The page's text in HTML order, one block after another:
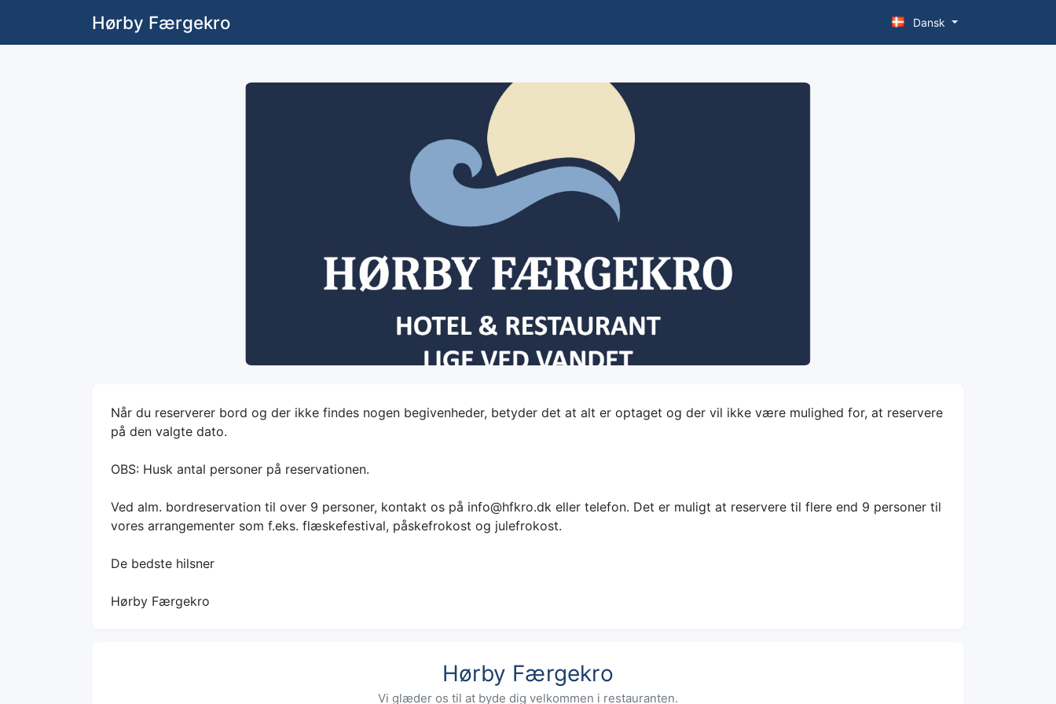
Hørby Færgekro Dansk
Når du reserverer bord og der ikke findes nogen begivenheder, betyder det at alt er optaget og der vil ikke være mulighed for, at reservere
på den valgte dato.
OBS: Husk antal personer på reservationen.
Ved alm. bordreservation til over 9 personer, kontakt os på info@hfkro.dk eller telefon. Det er muligt at reservere til flere end 9 personer til
vores arrangementer som f.eks. flæskefestival, påskefrokost og julefrokost.
De bedste hilsner
Hørby Færgekro
Hørby Færgekro
Vi glæder os til at byde dig velkommen i restauranten.